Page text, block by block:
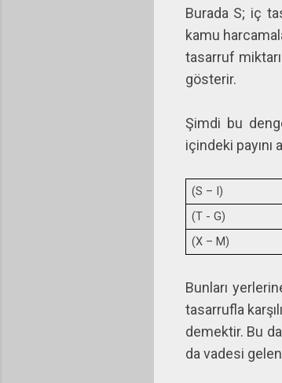
Burada S; iç
kamu
tasarruf
gösterir.
Şimdi bu
içindeki
(S – I)
(T - G)
(X – M)
Bunları
tasarrufla
demektir. Bu
da vadesi